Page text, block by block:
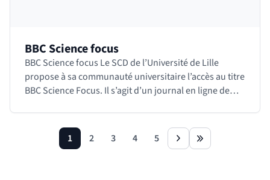
BBC Science focus
BBC Science focus Le SCD de l’Université de Lille
propose à sa communauté universitaire l’accès au titre
BBC Science Focus. Il s’agit d’un journal en ligne de
page
1 page
2 page
3 page
4 page
5 next last